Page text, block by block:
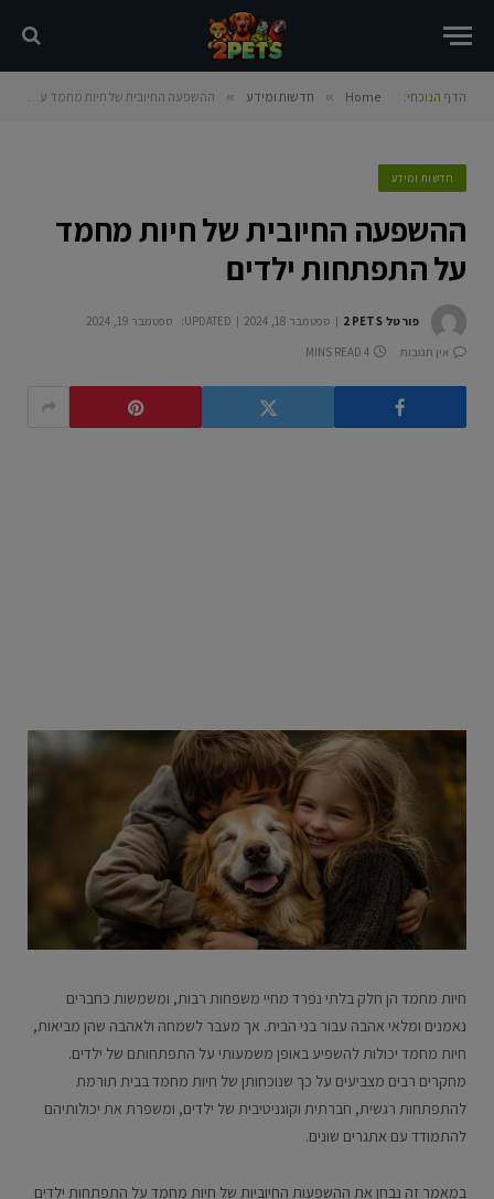
הדף הנוכחי: Home
» חדשות ומידע » ההשפעה החיובית של חיות מחמד על התפתחות ילדים
חדשות ומידע
ההשפעה החיובית של חיות מחמד
על התפתחות ילדים
פורטל 2PETS ספטמבר 18, 2024 UPDATED: ספטמבר 19, 2024
אין תגובות 4 MINS READ
חיות מחמד הן חלק בלתי נפרד מחיי משפחות רבות, ומשמשות כחברים
נאמנים ומלאי אהבה עבור בני הבית. אך מעבר לשמחה ולאהבה שהן מביאות,
חיות מחמד יכולות להשפיע באופן משמעותי על התפתחותם של ילדים.
מחקרים רבים מצביעים על כך שנוכחותן של חיות מחמד בבית תורמת
להתפתחות רגשית, חברתית וקוגניטיבית של ילדים, ומשפרת את יכולותיהם
להתמודד עם אתגרים שונים.
במאמר זה נבחן את ההשפעות החיוביות של חיות מחמד על התפתחות ילדים